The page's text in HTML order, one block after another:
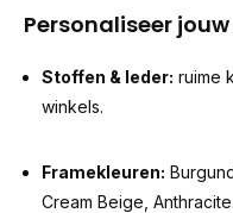
Personaliseer
Stoffen & leder: ruime
winkels.
Framekleuren:
Cream Beige, Anthracite.